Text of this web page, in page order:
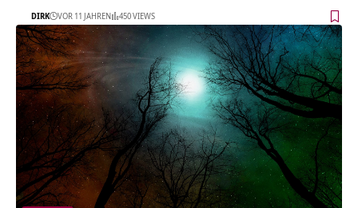
DIRK VOR 11 JAHREN 450 VIEWS